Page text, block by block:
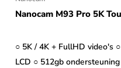
Nanocam M93 Pro 5K
○ 5K / 4K + FullHD video's
LCD ○ 512gb ondersteuning